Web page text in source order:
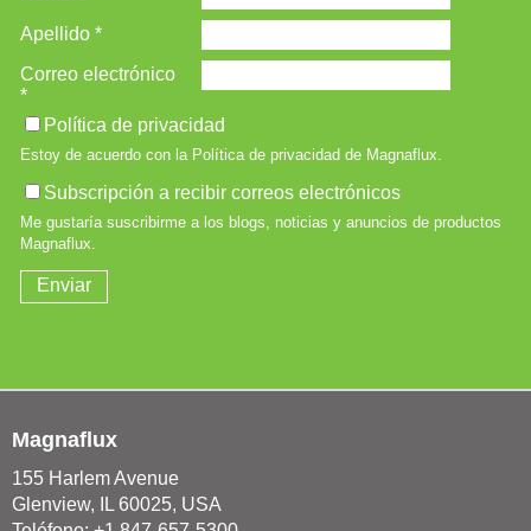
Magnaflux
155 Harlem Avenue
Glenview, IL 60025, USA